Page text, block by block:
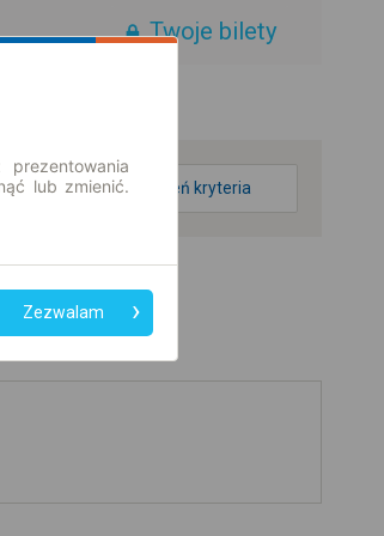
Twoje bilety
zmień kryteria
lub zmienić.
Zezwalam